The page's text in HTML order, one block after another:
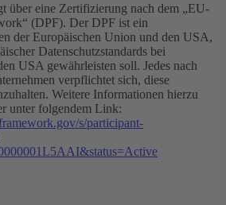
über eine Zertifizierung nach dem „EU-
(DPF). Der DPF ist ein
der Europäischen Union und den USA,
Datenschutzstandards bei
USA gewährleisten soll. Jedes nach
verpflichtet sich, diese
Weitere Informationen hierzu
unter folgendem Link:
s/participant-